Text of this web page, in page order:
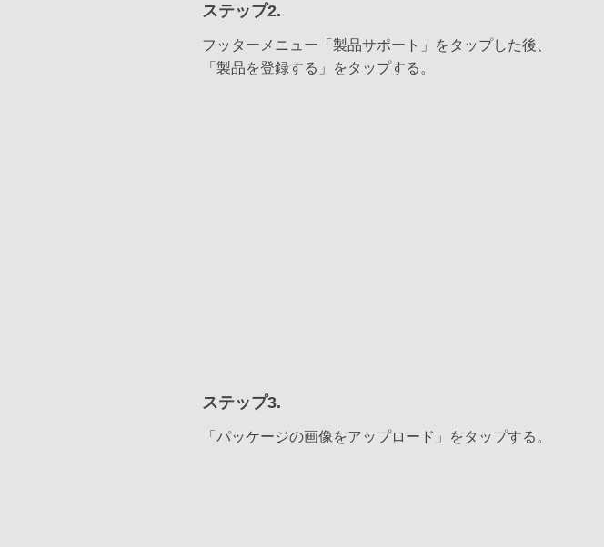
ステップ2.
フッターメニュー「製品サポート」をタップした後、
「製品を登録する」をタップする。
ステップ3.
「パッケージの画像をアップロード」をタップする。